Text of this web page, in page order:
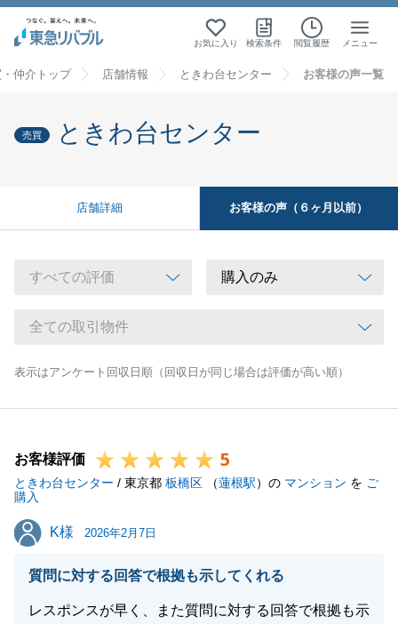
お気に入り 検索条件 閲覧履歴 メニュー
仲介トップ 店舗情報 ときわ台センター お客様の声一覧
売買 ときわ台センター
店舗詳細 お客様の声（６ヶ月以前）
表示はアンケート回収日順（回収日が同じ場合は評価が高い順）
お客様評価 5
ときわ台センター / 東京都 板橋区 （蓮根駅）の マンション を ご
購入
K様
K様 2026年2月7日
質問に対する回答で根拠も示してくれる
レスポンスが早く、また質問に対する回答で根拠も示